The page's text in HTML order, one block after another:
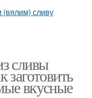
сливы
заготовить
вкусные